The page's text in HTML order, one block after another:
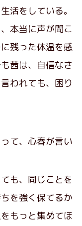
活をしている。
本当に声が聞こ
残った体温を感
茜は、自信なさ
われても、困り
て、心春が言い
も、同じことを
を強く保てるか
もっと集めてほ